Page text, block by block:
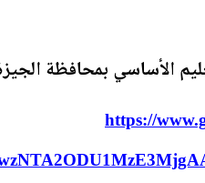
الأساسي بمحافظة
https://